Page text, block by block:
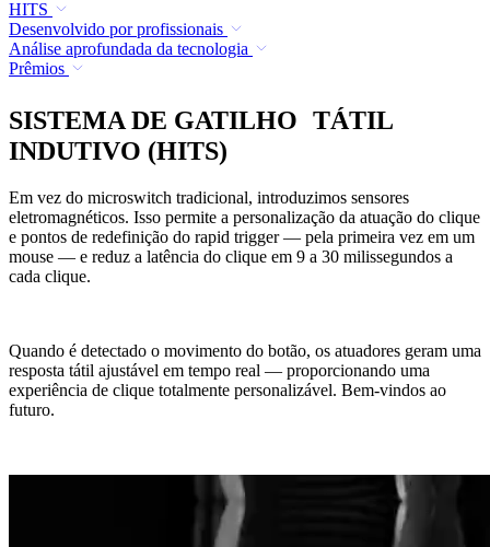
HITS
Desenvolvido por profissionais
Análise aprofundada da tecnologia
Prêmios
SISTEMA DE GATILHO TÁTIL
INDUTIVO (HITS)
Em vez do microswitch tradicional, introduzimos sensores
eletromagnéticos. Isso permite a personalização da atuação do clique
e pontos de redefinição do rapid trigger — pela primeira vez em um
mouse — e reduz a latência do clique em 9 a 30 milissegundos a
cada clique.
Quando é detectado o movimento do botão, os atuadores geram uma
resposta tátil ajustável em tempo real — proporcionando uma
experiência de clique totalmente personalizável. Bem-vindos ao
futuro.